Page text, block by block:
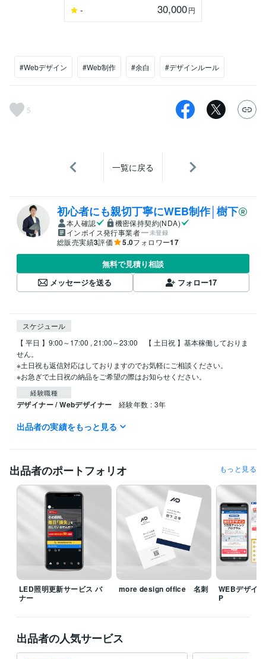
- 30,000円
#Webデザイン #Web制作 #余白 #デザインルール
5
一覧に戻る
初心者にも親切丁寧にWEB制作│樹下
本人確認
機密保持契約(NDA)
インボイス発行事業者
未登録
総販売実績3評価 5.0フォロワー17
無料で見積り相談
メッセージを送る
フォロー17
スケジュール
【 平日 】9:00～17:00 , 21:00～23:00　【 土日祝 】基本稼働しておりま
せん。
※土日祝も返信対応はしておりますのでお気軽にご相談ください。
※お急ぎで土日祝の納品をご希望の際はお知らせください。
経験職種
デザイナー / Webデザイナー 経験年数 : 3年
資格・検定
CSS:2年HTML:2年JavaScript:2年
ビジネス・クリエイティブツール
WordPress:2年 Adobe Photoshop:4年 Canva:3年ChatGPT:2年
得意分野
Web制作・HP作成・EC構築 LP制作
出品者の実績をもっと見る
出品者のポートフォリオ もっと見る
LED照明更新サービス バ
ナー
more design office 名刺
WEBデザイ
P
出品者の人気サービス